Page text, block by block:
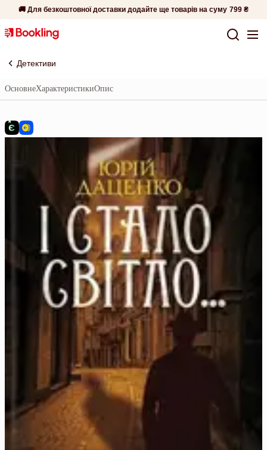
🚚 Для безкоштовної доставки додайте ще товарів на суму 799 ₴
Детективи
ОсновнеХарактеристикиОпис